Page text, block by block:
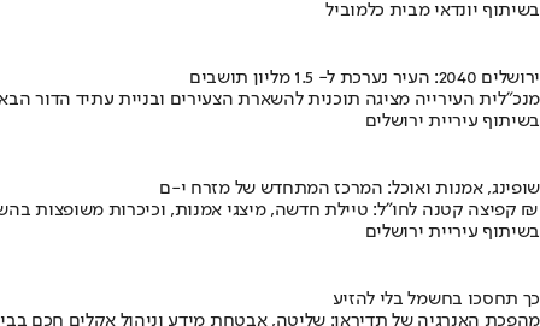
בשיתוף יונדאי מבית כלמוביל
ירושלים 2040: העיר נערכת ל- 1.5 מליון תושבים
מנכ"לית העירייה מציגה תוכנית להשארת הצעירים ובניית עתיד הדור
בשיתוף עיריית ירושלים
שופינג, אמנות ואוכל: המרכז המתחדש של מזרח י-ם
קפיצה קטנה לחו"ל: טיילת חדשה, מיצגי אמנות, וכיכרות משופצות בהשקעה של 100 מיליון ₪
בשיתוף עיריית ירושלים
כך תחסכו בחשמל בלי להזיע
מהפכת האנרגיה של תדיראן: שליטה, אבטחת מידע וניהול אקלים חכם